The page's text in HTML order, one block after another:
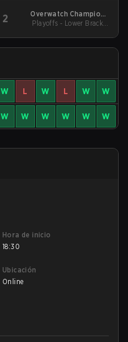
2
Overwatch Champions
Series 2025 - EMEA
Playoffs - Lower Bracket
W L W L W W
W W W W W W
Hora de inicio
18:30
Ubicación
Online